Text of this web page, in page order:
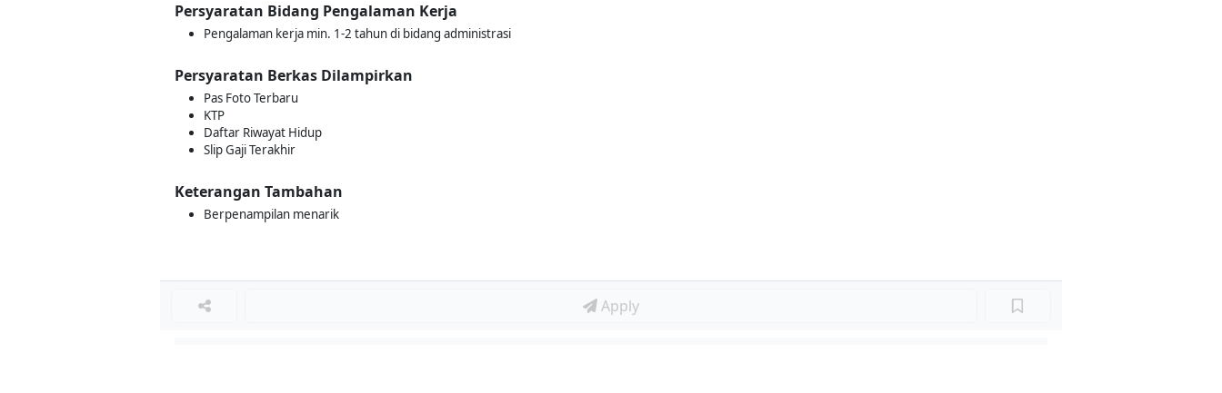
Persyaratan Bidang Pengalaman Kerja
Pengalaman kerja min. 1-2 tahun di bidang administrasi
Persyaratan Berkas Dilampirkan
Pas Foto Terbaru
KTP
Daftar Riwayat Hidup
Slip Gaji Terakhir
Keterangan Tambahan
Berpenampilan menarik
Apply